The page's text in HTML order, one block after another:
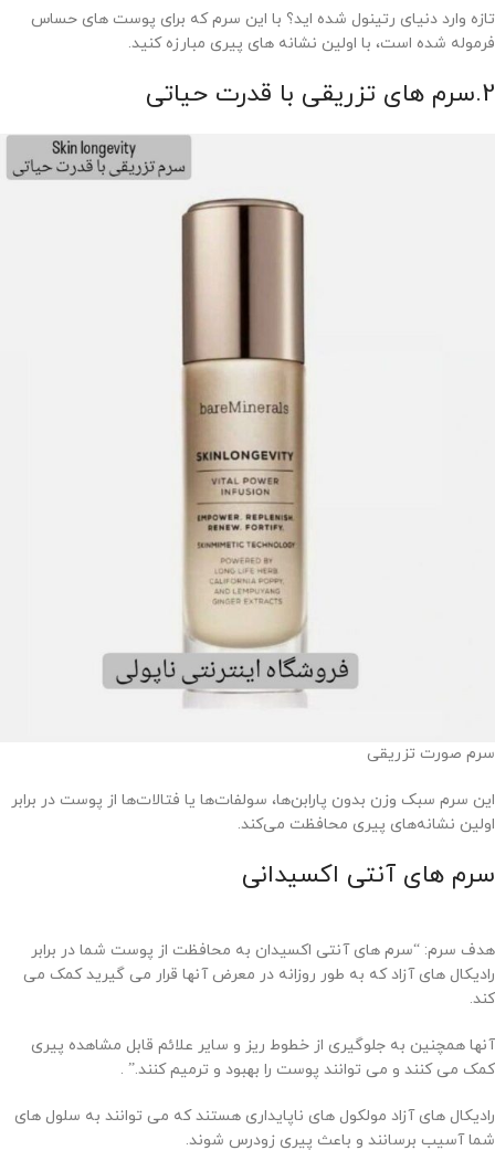
تازه وارد دنیای رتینول شده اید؟ با این سرم که برای پوست های حساس
فرموله شده است، با اولین نشانه های پیری مبارزه کنید.
2.سرم های تزریقی با قدرت حیاتی
سرم صورت تزریقی
این سرم سبک وزن بدون پارابن‌ها، سولفات‌ها یا فتالات‌ها از پوست در برابر
اولین نشانه‌های پیری محافظت می‌کند.
سرم های آنتی اکسیدانی
هدف سرم: “سرم های آنتی اکسیدان به محافظت از پوست شما در برابر
رادیکال های آزاد که به طور روزانه در معرض آنها قرار می گیرید کمک می
کند.
آنها همچنین به جلوگیری از خطوط ریز و سایر علائم قابل مشاهده پیری
کمک می کنند و می توانند پوست را بهبود و ترمیم کنند.” .
رادیکال های آزاد مولکول های ناپایداری هستند که می توانند به سلول های
شما آسیب برسانند و باعث پیری زودرس شوند.